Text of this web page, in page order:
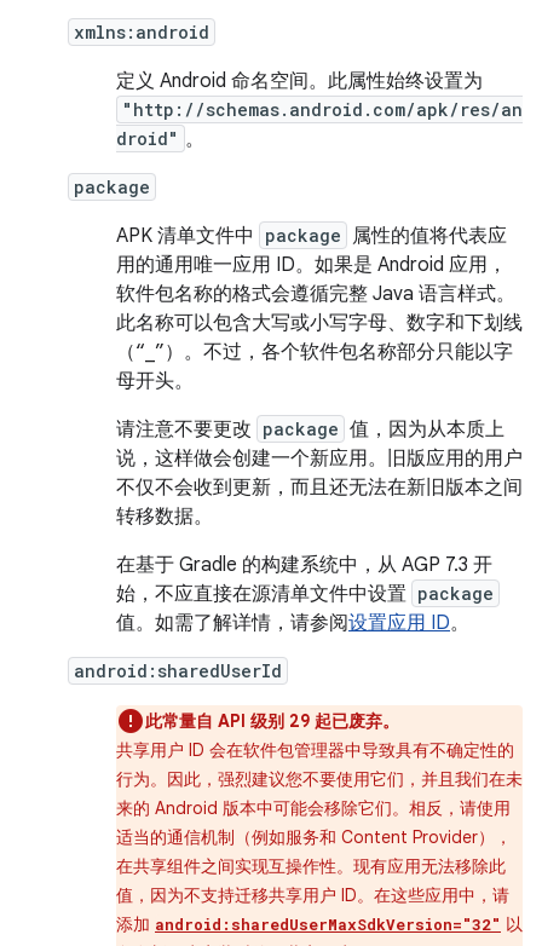
xmlns:android
定义 Android 命名空间。此属性始终设置为
"http://schemas.android.com/apk/res/an
droid" 。
package
APK 清单文件中 package 属性的值将代表应
用的通用唯一应用 ID。如果是 Android 应用，
软件包名称的格式会遵循完整 Java 语言样式。
此名称可以包含大写或小写字母、数字和下划线
（“_”）。不过，各个软件包名称部分只能以字
母开头。
请注意不要更改 package 值，因为从本质上
说，这样做会创建一个新应用。旧版应用的用户
不仅不会收到更新，而且还无法在新旧版本之间
转移数据。
在基于 Gradle 的构建系统中，从 AGP 7.3 开
始，不应直接在源清单文件中设置 package
值。如需了解详情，请参阅设置应用 ID。
android:sharedUserId
此常量自 API 级别 29 起已废弃。
共享用户 ID 会在软件包管理器中导致具有不确定性的
行为。因此，强烈建议您不要使用它们，并且我们在未
来的 Android 版本中可能会移除它们。相反，请使用
适当的通信机制（例如服务和 Content Provider），
在共享组件之间实现互操作性。现有应用无法移除此
值，因为不支持迁移共享用户 ID。在这些应用中，请
添加 android:sharedUserMaxSdkVersion="32" 以